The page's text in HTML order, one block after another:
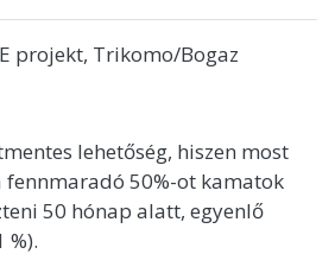
projekt, Trikomo/Bogaz
lehetőség, hiszen most
fennmaradó 50%-ot kamatok
50 hónap alatt, egyenlő
%).